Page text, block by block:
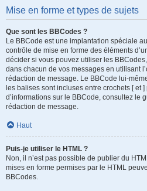
Mise en forme et types de sujets
Que sont les BBCodes ?
Le BBCode est une implantation spéciale
contrôle de mise en forme des éléments
décider si vous pouvez utiliser les
dans chacun de vos messages en utilisant
rédaction de message. Le BBCode lui-
les balises sont incluses entre crochets [ et
d’informations sur le BBCode, consultez le
rédaction de message.
Haut
Puis-je utiliser le HTML ?
Non, il n’est pas possible de publier du
mises en forme permises par le HTML
BBCodes.